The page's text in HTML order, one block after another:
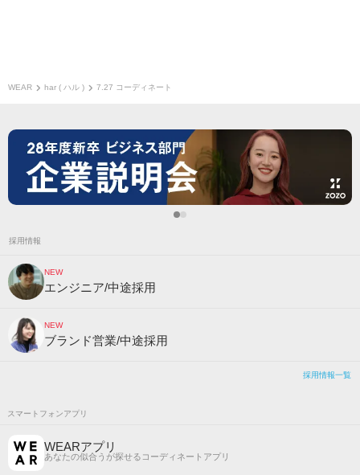
WEAR har ( ハル ) 7.27 コーディネート
採用情報
NEW
エンジニア/中途採用
NEW
ブランド営業/中途採用
採用情報一覧
スマートフォンアプリ
WEARアプリ
あなたの似合うが探せるコーディネートアプリ